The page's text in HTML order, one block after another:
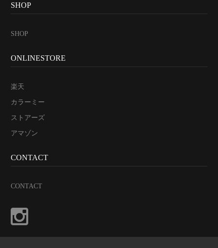
SHOP
SHOP
ONLINESTORE
楽天
カラーミー
ストアーズ
アマゾン
CONTACT
CONTACT